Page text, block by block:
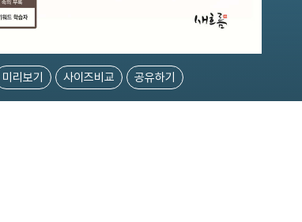
미리보기 사이즈비교 공유하기